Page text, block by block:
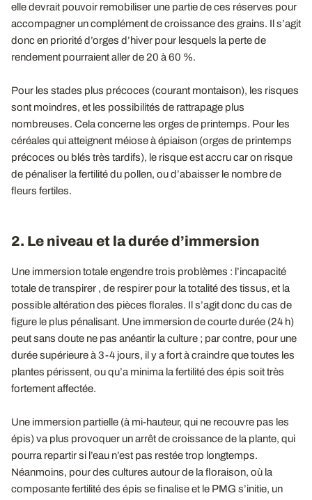
elle devrait pouvoir remobiliser une partie de ces réserves pour
accompagner un complément de croissance des grains. Il s’agit
donc en priorité d’orges d’hiver pour lesquels la perte de
rendement pourraient aller de 20 à 60 %.
Pour les stades plus précoces (courant montaison), les risques
sont moindres, et les possibilités de rattrapage plus
nombreuses. Cela concerne les orges de printemps. Pour les
céréales qui atteignent méiose à épiaison (orges de printemps
précoces ou blés très tardifs), le risque est accru car on risque
de pénaliser la fertilité du pollen, ou d’abaisser le nombre de
fleurs fertiles.
2. Le niveau et la durée d’immersion
Une immersion totale engendre trois problèmes : l’incapacité
totale de transpirer , de respirer pour la totalité des tissus, et la
possible altération des pièces florales. Il s’agit donc du cas de
figure le plus pénalisant. Une immersion de courte durée (24 h)
peut sans doute ne pas anéantir la culture ; par contre, pour une
durée supérieure à 3-4 jours, il y a fort à craindre que toutes les
plantes périssent, ou qu’a minima la fertilité des épis soit très
fortement affectée.
Une immersion partielle (à mi-hauteur, qui ne recouvre pas les
épis) va plus provoquer un arrêt de croissance de la plante, qui
pourra repartir si l’eau n’est pas restée trop longtemps.
Néanmoins, pour des cultures autour de la floraison, où la
composante fertilité des épis se finalise et le PMG s’initie, un